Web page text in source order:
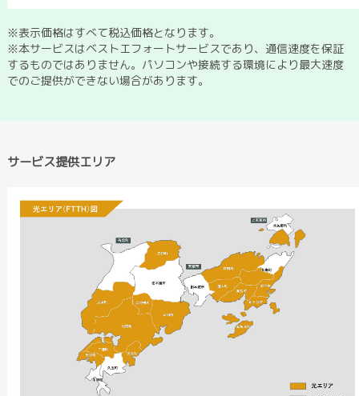
※表示価格はすべて税込価格となります。
※本サービスはベストエフォートサービスであり、通信速度を保証
するものではありません。パソコンや接続する環境により最大速度
でのご提供ができない場合があります。
サービス提供エリア